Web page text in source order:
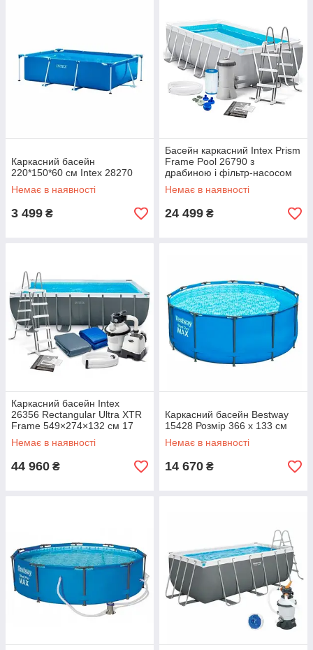
Каркасний басейн
220*150*60 см Intex 28270
Немає в наявності
3 499 ₴
Басейн каркасний Intex Prism
Frame Pool 26790 з
драбиною і фільтр-насосом
400х200х122 см
Немає в наявності
24 499 ₴
Каркасний басейн Intex
26356 Rectangular Ultra XTR
Frame 549×274×132 см 17
203 л фільтр-насос, сходb,
підстилка, тенто
Немає в наявності
44 960 ₴
Каркасний басейн Bestway
15428 Розмір 366 х 133 см
Немає в наявності
14 670 ₴